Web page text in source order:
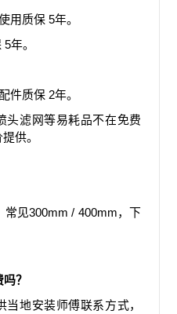
用质保 5年。
年。
件质保 2年。
头滤网等易耗品不在免费
供。
见300mm / 400mm，下
？
地安装师傅联系方式，